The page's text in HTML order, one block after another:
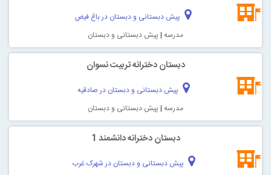
پیش دبستانی و دبستان در باغ فیض
مدرسه | پیش دبستانی و دبستان
دبستان دخترانه تربیت نسوان
پیش دبستانی و دبستان در صادقیه
مدرسه | پیش دبستانی و دبستان
دبستان دخترانه دانشمند 1
پیش دبستانی و دبستان در شهرک غرب